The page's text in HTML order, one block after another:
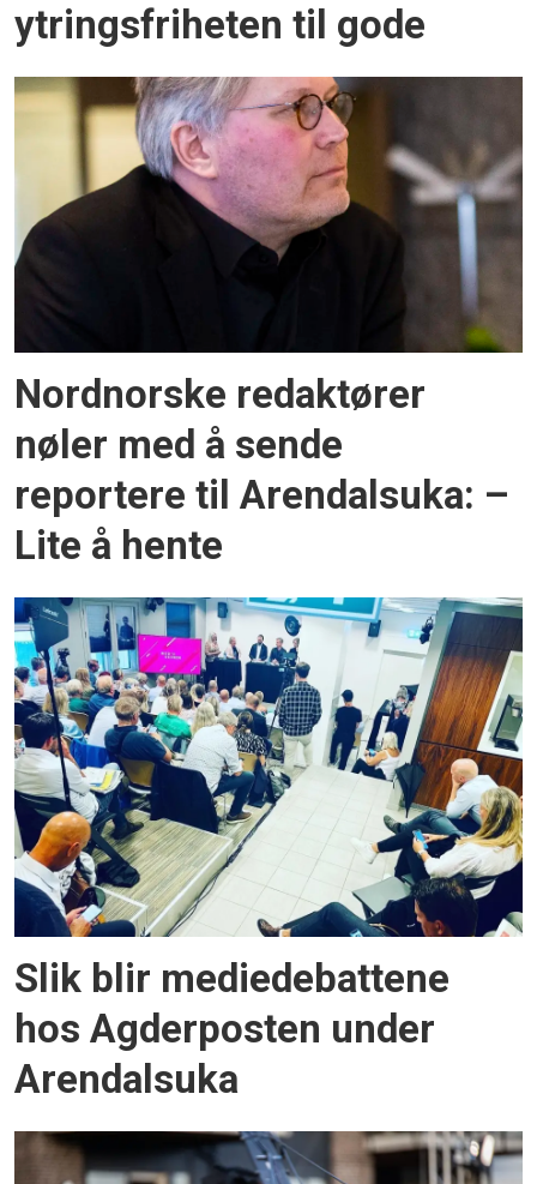
ytringsfriheten til gode
Nordnorske redaktører
nøler med å sende
reportere til Arendalsuka: –
Lite å hente
Slik blir mediedebattene
hos Agderposten under
Arendalsuka